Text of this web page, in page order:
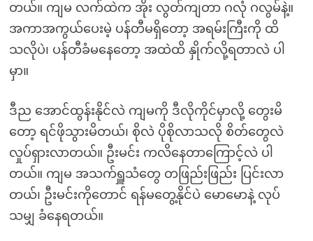
တယ်။ ကျမ လက်ထဲက အိုး လွတ်ကျတာ ဂလုံ ဂလွမ်နဲ့။
အကာအကွယ်ပေးမဲ့ ပန်တီမရှိတော့ အရမ်းကြီးကို ထိ
သလိုပဲ၊ ပန်တီခံမနေတော့ အထဲထိ နှိုက်လို့ရတာလဲ ပါ
မှာ။
ဒီည အောင်ထွန်းနိုင်လဲ ကျမကို ဒီလိုကိုင်မှာလို့ တွေးမိ
တော့ ရင်ဖိုသွားမိတယ်၊ စိုလဲ ပိုစိုလာသလို စိတ်တွေလဲ
လှုပ်ရှားလာတယ်။ ဦးမင်း ကလိနေတာကြောင့်လဲ ပါ
တယ်။ ကျမ အသက်ရှူသံတွေ တဖြည်းဖြည်း ပြင်းလာ
တယ်၊ ဦးမင်းကိုတောင် ရန်မတွေ့နိုင်ပဲ မောမောနဲ့ လုပ်
သမျှ ခံနေရတယ်။